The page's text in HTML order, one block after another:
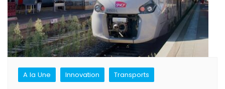
A la Une Innovation Transports